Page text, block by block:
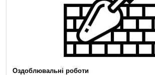
Оздоблювальні роботи